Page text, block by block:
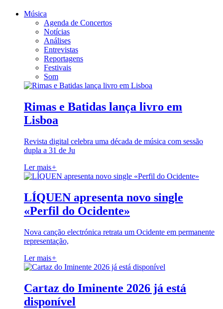
Música
Agenda de Concertos
Notícias
Análises
Entrevistas
Reportagens
Festivais
Som
Rimas e Batidas lança livro em
Lisboa
Revista digital celebra uma década de música com sessão
dupla a 31 de Ju
Ler mais+
LÍQUEN apresenta novo single
«Perfil do Ocidente»
Nova canção electrónica retrata um Ocidente em permanente
representação,
Ler mais+
Cartaz do Iminente 2026 já está
disponível